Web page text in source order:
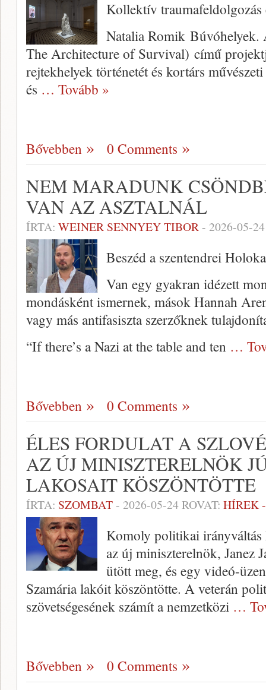
Kollektív traumafeldolgozás
Natalia Romik Búvóhelyek.
The Architecture of Survival) című
rejtekhelyek történetét és kortárs
és … Tovább »
Bővebben 0 Comments
NEM MARADUNK
VAN AZ ASZTALNÁL
ÍRTA: WEINER SENNYEY TIBOR- 2026-05-24
Beszéd a szentendrei
Van egy gyakran idézett
mondásként ismernek, mások Hannah
vagy más antifasiszta szerzőknek
“If there’s a Nazi at the table and ten …
Bővebben 0 Comments
ÉLES FORDULAT A
AZ ÚJ MINISZTERELNÖK
LAKOSAIT KÖSZÖNTÖTTE
ÍRTA: SZOMBAT- 2026-05-24ROVAT: HÍREK
Komoly politikai
az új miniszterelnök, Janez
ütött meg, és egy videó-
Szamária lakóit köszöntötte. A veterán
szövetségesének számít a nemzetközi …
Bővebben 0 Comments